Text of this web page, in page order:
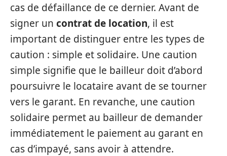
cas de défaillance de ce dernier. Avant de
signer un contrat de location, il est
important de distinguer entre les types de
caution : simple et solidaire. Une caution
simple signifie que le bailleur doit d’abord
poursuivre le locataire avant de se tourner
vers le garant. En revanche, une caution
solidaire permet au bailleur de demander
immédiatement le paiement au garant en
cas d’impayé, sans avoir à attendre.